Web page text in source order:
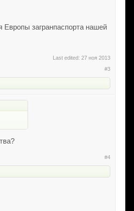
загранпаспорта нашей
Last edited: 27 ноя 2013
#3
#4